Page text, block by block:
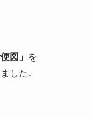
図」 を
した。